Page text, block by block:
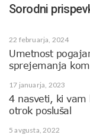
Sorodni
22 februarja, 2024
Umetnost
sprejemanja
17 januarja, 2023
4 nasveti, ki vam
otrok poslušal
5 avgusta, 2022